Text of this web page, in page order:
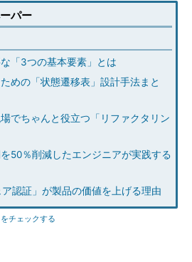
パー
「3つの基本要素」とは
めの「状態遷移表」設計手法まと
でちゃんと役立つ「リファクタリン
50％削減したエンジニアが実践する
認証」が製品の価値を上げる理由
チェックする